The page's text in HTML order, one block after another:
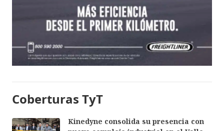
Coberturas TyT
Kinedyne consolida su presencia con